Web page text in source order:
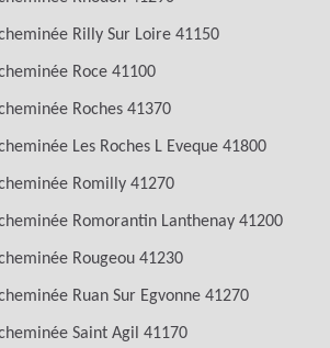
Rilly Sur Loire 41150
Roce 41100
Roches 41370
Les Roches L Eveque 41800
Romilly 41270
Romorantin Lanthenay 41200
Rougeou 41230
Ruan Sur Egvonne 41270
Saint Agil 41170